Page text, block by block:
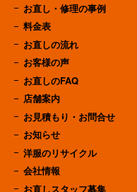
お直し・修理の事例
料金表
お直しの流れ
お客様の声
お直しのFAQ
店舗案内
お見積もり・お問合せ
お知らせ
洋服のリサイクル
会社情報
お直しスタッフ募集